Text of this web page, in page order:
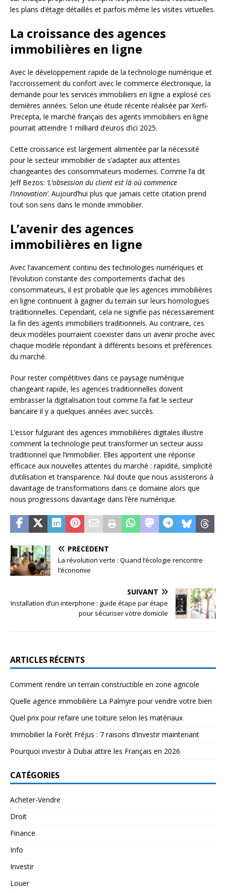
les plans d’étage détaillés et parfois même les visites virtuelles.
La croissance des agences
immobilières en ligne
Avec le développement rapide de la technologie numérique et
l’accroissement du confort avec le commerce électronique, la
demande pour les services immobiliers en ligne a explosé ces
dernières années. Selon une étude récente réalisée par Xerfi-
Precepta, le marché français des agents immobiliers en ligne
pourrait atteindre 1 milliard d’euros d’ici 2025.
Cette croissance est largement alimentée par la nécessité
pour le secteur immobilier de s’adapter aux attentes
changeantes des consommateurs modernes. Comme l’a dit
Jeff Bezos: ‘L’obsession du client est là où commence
l’innovation’. Aujourd’hui plus que jamais cette citation prend
tout son sens dans le monde immobilier.
L’avenir des agences
immobilières en ligne
Avec l’avancement continu des technologies numériques et
l’évolution constante des comportements d’achat des
consommateurs, il est probable que les agences immobilières
en ligne continuent à gagner du terrain sur leurs homologues
traditionnelles. Cependant, cela ne signifie pas nécessairement
la fin des agents immobiliers traditionnels. Au contraire, ces
deux modèles pourraient coexister dans un avenir proche avec
chaque modèle répondant à différents besoins et préférences
du marché.
Pour rester compétitives dans ce paysage numérique
changeant rapide, les agences traditionnelles doivent
embrasser la digitalisation tout comme l’a fait le secteur
bancaire il y a quelques années avec succès.
L’essor fulgurant des agences immobilières digitales illustre
comment la technologie peut transformer un secteur aussi
traditionnel que l’immobilier. Elles apportent une réponse
efficace aux nouvelles attentes du marché : rapidité, simplicité
d’utilisation et transparence. Nul doute que nous assisterons à
davantage de transformations dans ce domaine alors que
nous progressons davantage dans l’ère numérique.
PRÉCÉDENT
La révolution verte : Quand l’écologie rencontre
l’économie
SUIVANT
Installation d’un interphone : guide étape par étape
pour sécuriser votre domicile
ARTICLES RÉCENTS
Comment rendre un terrain constructible en zone agricole
Quelle agence immobilière La Palmyre pour vendre votre bien
Quel prix pour refaire une toiture selon les matériaux
Immobilier la Forêt Fréjus : 7 raisons d’investir maintenant
Pourquoi investir à Dubai attire les Français en 2026
CATÉGORIES
Acheter-Vendre
Droit
Finance
Info
Investir
Louer